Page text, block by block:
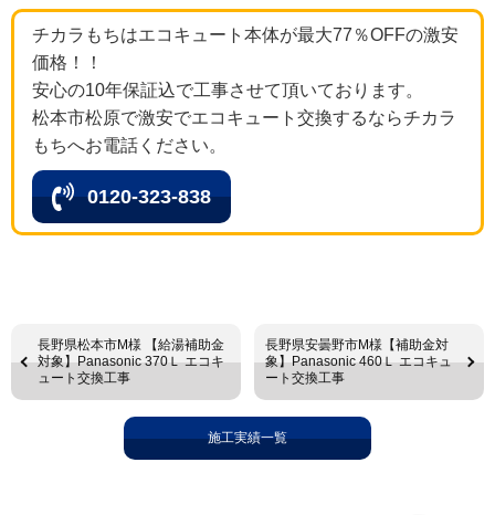
チカラもちはエコキュート本体が最大77％OFFの激安
価格！！
安心の10年保証込で工事させて頂いております。
松本市松原で激安でエコキュート交換するならチカラ
もちへお電話ください。
0120-323-838
長野県松本市М様 【給湯補助金
対象】Panasonic 370Ｌ エコキ
ュート交換工事
長野県安曇野市М様【補助金対
象】Panasonic 460Ｌ エコキュ
ート交換工事
施工実績一覧